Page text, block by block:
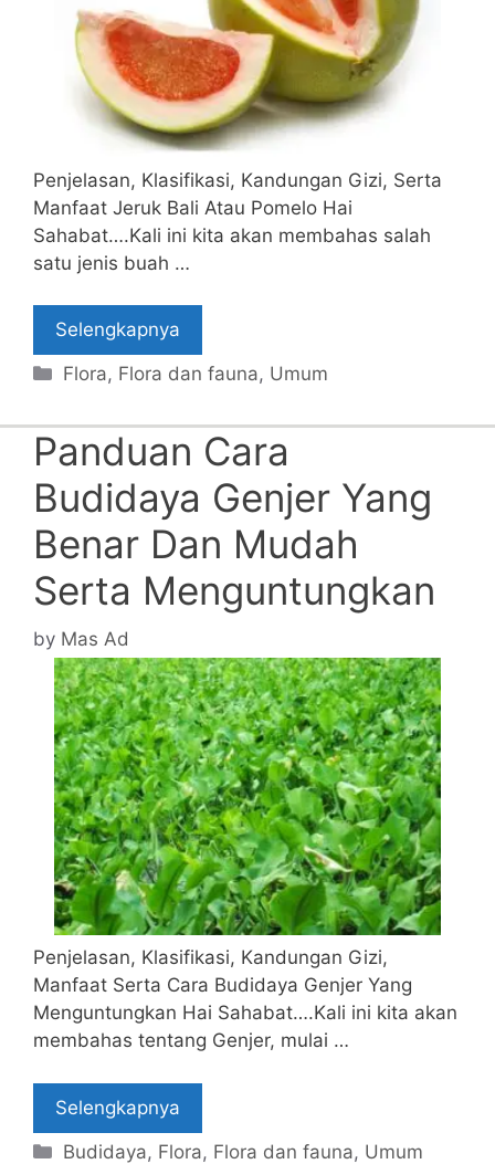
Penjelasan, Klasifikasi, Kandungan Gizi, Serta
Manfaat Jeruk Bali Atau Pomelo Hai
Sahabat….Kali ini kita akan membahas salah
satu jenis buah …
Selengkapnya
Categories
Flora, Flora dan fauna, Umum
Panduan Cara
Budidaya Genjer Yang
Benar Dan Mudah
Serta Menguntungkan
by Mas Ad
Penjelasan, Klasifikasi, Kandungan Gizi,
Manfaat Serta Cara Budidaya Genjer Yang
Menguntungkan Hai Sahabat….Kali ini kita akan
membahas tentang Genjer, mulai …
Selengkapnya
Categories
Budidaya, Flora, Flora dan fauna, Umum